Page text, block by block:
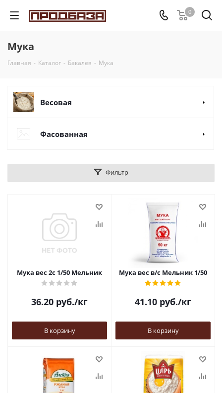
0
Мука
Главная - Каталог - Бакалея - Мука
Весовая
Фасованная
Фильтр
Мука вес 2с 1/50 Мельник
36.20 руб./кг
В корзину
Мука вес в/с Мельник 1/50
41.10 руб./кг
В корзину